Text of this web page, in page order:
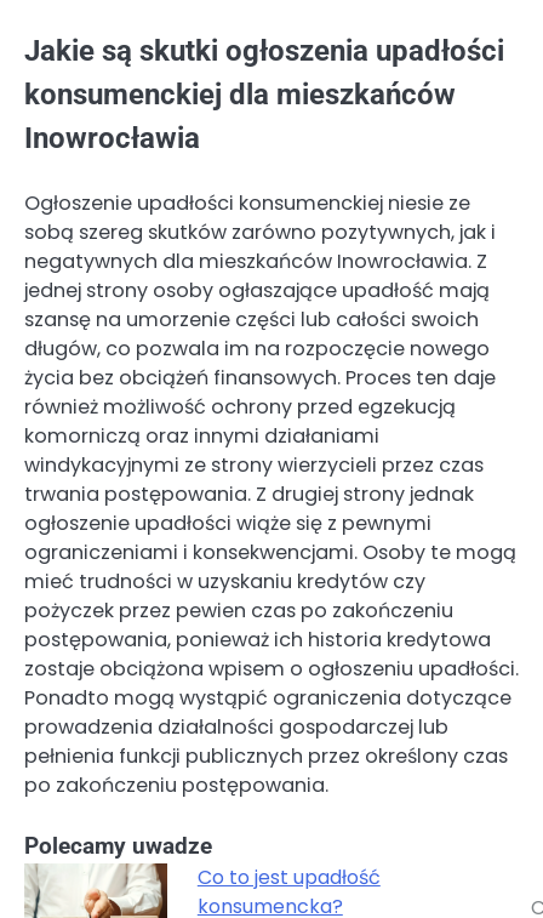
Jakie są skutki ogłoszenia upadłości
konsumenckiej dla mieszkańców
Inowrocławia
Ogłoszenie upadłości konsumenckiej niesie ze
sobą szereg skutków zarówno pozytywnych, jak i
negatywnych dla mieszkańców Inowrocławia. Z
jednej strony osoby ogłaszające upadłość mają
szansę na umorzenie części lub całości swoich
długów, co pozwala im na rozpoczęcie nowego
życia bez obciążeń finansowych. Proces ten daje
również możliwość ochrony przed egzekucją
komorniczą oraz innymi działaniami
windykacyjnymi ze strony wierzycieli przez czas
trwania postępowania. Z drugiej strony jednak
ogłoszenie upadłości wiąże się z pewnymi
ograniczeniami i konsekwencjami. Osoby te mogą
mieć trudności w uzyskaniu kredytów czy
pożyczek przez pewien czas po zakończeniu
postępowania, ponieważ ich historia kredytowa
zostaje obciążona wpisem o ogłoszeniu upadłości.
Ponadto mogą wystąpić ograniczenia dotyczące
prowadzenia działalności gospodarczej lub
pełnienia funkcji publicznych przez określony czas
po zakończeniu postępowania.
Polecamy uwadze
Co to jest upadłość
konsumencka?